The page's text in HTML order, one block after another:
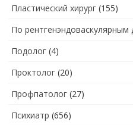
Пластический хирург (155)
По рентгенэндоваскулярным
Подолог (4)
Проктолог (20)
Профпатолог (27)
Психиатр (656)